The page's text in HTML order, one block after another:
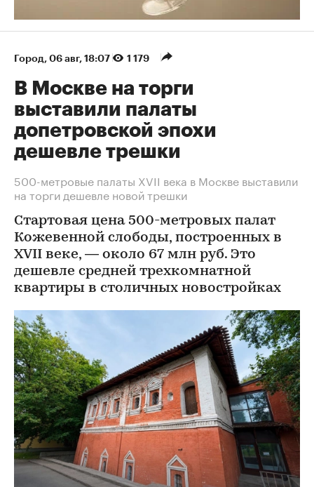
Город⁠, 06 авг, 18:07 1 179
В Москве на торги
выставили палаты
допетровской эпохи
дешевле трешки
500-метровые палаты XVII века в Москве выставили
на торги дешевле новой трешки
Стартовая цена 500-метровых палат
Кожевенной слободы, построенных в
XVII веке, — около 67 млн руб. Это
дешевле средней трехкомнатной
квартиры в столичных новостройках